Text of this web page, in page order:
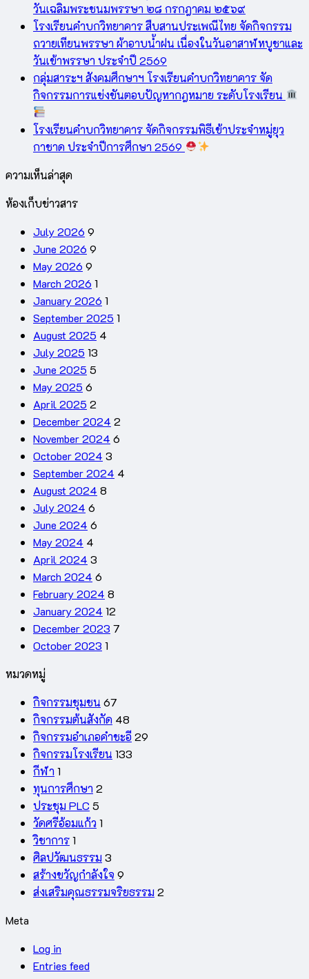
วันเฉลิมพระชนมพรรษา ๒๘ กรกฎาคม ๒๕๖๙
โรงเรียนคำบกวิทยาคาร สืบสานประเพณีไทย จัดกิจกรรม
ถวายเทียนพรรษา ผ้าอาบน้ำฝน เนื่องในวันอาสาฬหบูชาและ
วันเข้าพรรษา ประจำปี 2569
กลุ่มสาระฯ สังคมศึกษาฯ โรงเรียนคำบกวิทยาคาร จัด
กิจกรรมการแข่งขันตอบปัญหากฎหมาย ระดับโรงเรียน
โรงเรียนคำบกวิทยาคาร จัดกิจกรรมพิธีเข้าประจำหมู่ยุว
กาชาด ประจำปีการศึกษา 2569
ความเห็นล่าสุด
ห้องเก็บข่าวสาร
July 2026 9
June 2026 9
May 2026 9
March 2026 1
January 2026 1
September 2025 1
August 2025 4
July 2025 13
June 2025 5
May 2025 6
April 2025 2
December 2024 2
November 2024 6
October 2024 3
September 2024 4
August 2024 8
July 2024 6
June 2024 6
May 2024 4
April 2024 3
March 2024 6
February 2024 8
January 2024 12
December 2023 7
October 2023 1
หมวดหมู่
กิจกรรมชุมชน 67
กิจกรรมต้นสังกัด 48
กิจกรรมอำเภอคำชะอี 29
กิจกรรมโรงเรียน 133
กีฬา 1
ทุนการศึกษา 2
ประชุม PLC 5
วัดศรีอ้อมแก้ว 1
วิชาการ1
ศิลปวัฒนธรรม 3
สร้างขวัญกำลังใจ 9
ส่งเสริมคุณธรรมจริยธรรม 2
Meta
Log in
Entries feed